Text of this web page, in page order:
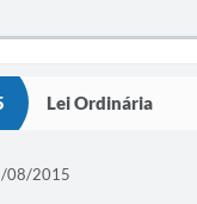
Lei Ordinária
08/2015